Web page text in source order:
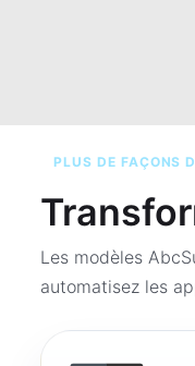
PLUS DE FAÇONS
Les modèles
automatisez les